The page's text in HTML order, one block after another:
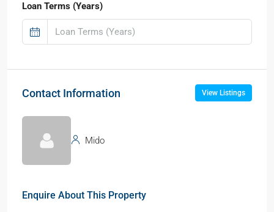
Loan Terms (Years)
Contact Information View Listings
Mido
Enquire About This Property